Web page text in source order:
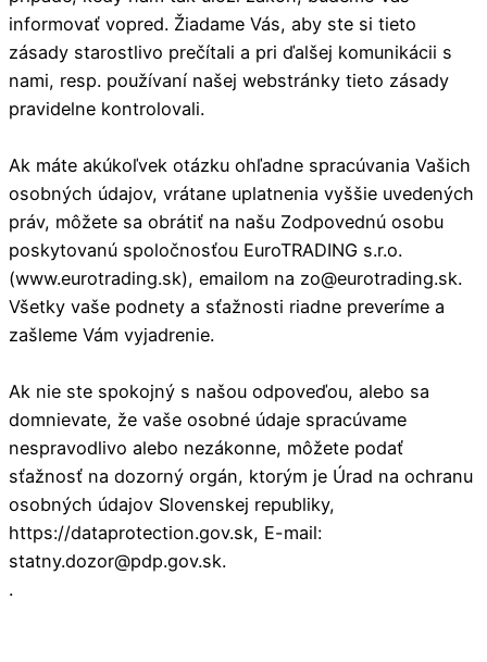
informovať vopred. Žiadame Vás, aby ste si tieto
zásady starostlivo prečítali a pri ďalšej komunikácii s
nami, resp. používaní našej webstránky tieto zásady
pravidelne kontrolovali.
Ak máte akúkoľvek otázku ohľadne spracúvania Vašich
osobných údajov, vrátane uplatnenia vyššie uvedených
práv, môžete sa obrátiť na našu Zodpovednú osobu
poskytovanú spoločnosťou EuroTRADING s.r.o.
(www.eurotrading.sk), emailom na zo@eurotrading.sk.
Všetky vaše podnety a sťažnosti riadne preveríme a
zašleme Vám vyjadrenie.
Ak nie ste spokojný s našou odpoveďou, alebo sa
domnievate, že vaše osobné údaje spracúvame
nespravodlivo alebo nezákonne, môžete podať
sťažnosť na dozorný orgán, ktorým je Úrad na ochranu
osobných údajov Slovenskej republiky,
https://dataprotection.gov.sk, E-mail:
statny.dozor@pdp.gov.sk.
.